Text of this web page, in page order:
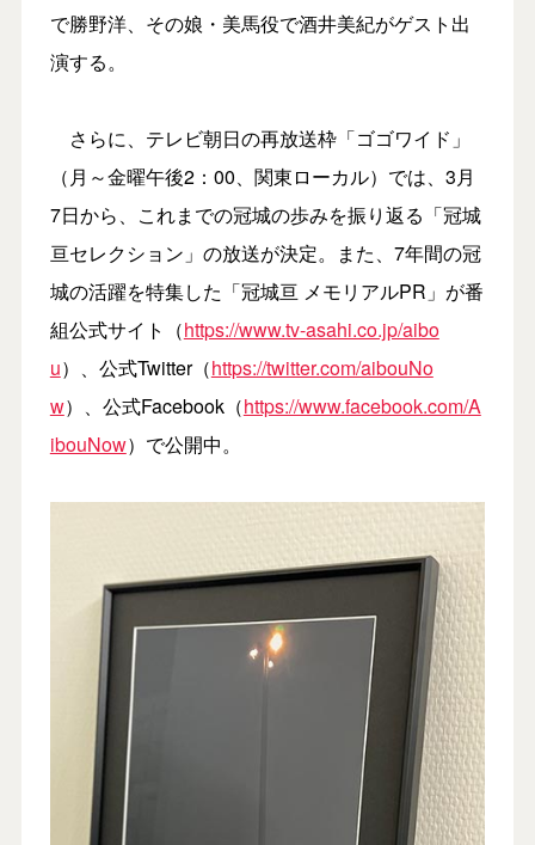
で勝野洋、その娘・美馬役で酒井美紀がゲスト出
演する。
さらに、テレビ朝日の再放送枠「ゴゴワイド」
（月～金曜午後2：00、関東ローカル）では、3月
7日から、これまでの冠城の歩みを振り返る「冠城
亘セレクション」の放送が決定。また、7年間の冠
城の活躍を特集した「冠城亘 メモリアルPR」が番
組公式サイト（https://www.tv-asahi.co.jp/aibo
u）、公式Twitter（https://twitter.com/aibouNo
w）、公式Facebook（https://www.facebook.com/A
ibouNow）で公開中。